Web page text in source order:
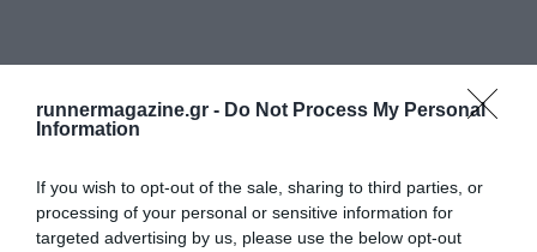
runnermagazine.gr - Do Not Process My Personal
Information
If you wish to opt-out of the sale, sharing to third parties, or
processing of your personal or sensitive information for
targeted advertising by us, please use the below opt-out